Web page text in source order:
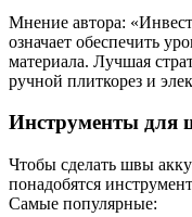
Мнение автора:
означает обеспечить
материала. Лучшая
ручной плиткорез и
Инструменты для
Чтобы сделать швы
понадобятся
Самые популярные: